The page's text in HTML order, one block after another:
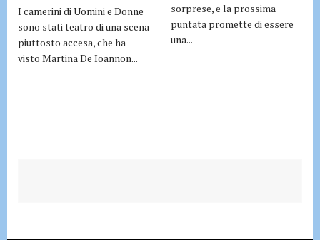
I camerini di Uomini e Donne
sono stati teatro di una scena
piuttosto accesa, che ha
visto Martina De Ioannon...
sorprese, e la prossima
puntata promette di essere
una...